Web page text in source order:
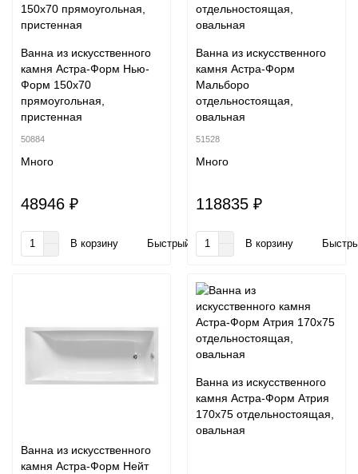
Ванна из искусственного
камня Астра-Форм Нью-
Форм 150x70
прямоугольная,
пристенная
50884
Много
48946 ₽
В корзину Быстрый заказ
Ванна из искусственного
камня Астра-Форм
Мальборо
отдельностоящая,
овальная
51528
Много
118835 ₽
В корзину
Ванна из искусственного
камня Астра-Форм Нейт
Ванна из искусственного
камня Астра-Форм Атрия
170х75 отдельностоящая,
овальная